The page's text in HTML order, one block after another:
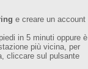
e creare un account
in 5 minuti oppure è
più vicina, per
cliccare sul pulsante